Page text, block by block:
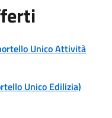
Unico Attività
Unico Edilizia)